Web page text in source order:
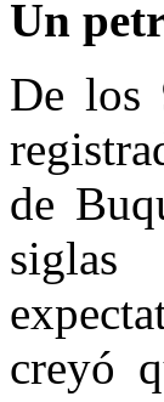
Un
De los
de
siglas
creyó